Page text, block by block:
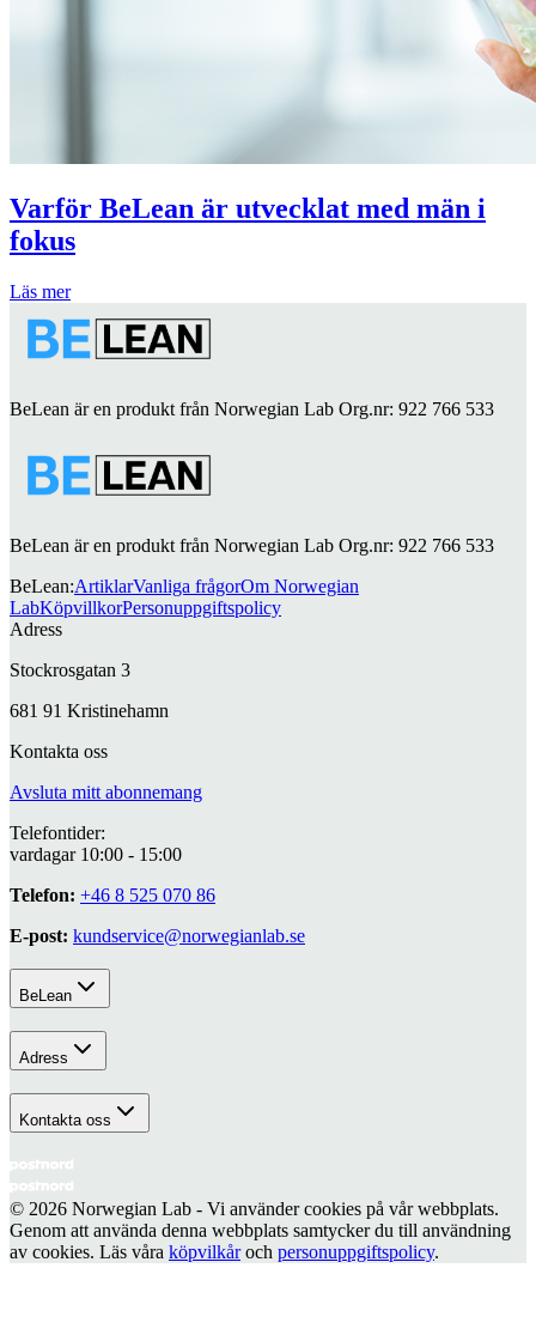
Varför BeLean är utvecklat med män i
fokus
Läs mer
BeLean är en produkt från Norwegian Lab Org.nr: 922 766 533
BeLean är en produkt från Norwegian Lab Org.nr: 922 766 533
BeLean:ArtiklarVanliga frågorOm Norwegian
LabKöpvillkorPersonuppgiftspolicy
Adress
Stockrosgatan 3
681 91 Kristinehamn
Kontakta oss
Avsluta mitt abonnemang
Telefontider:
vardagar 10:00 - 15:00
Telefon: +46 8 525 070 86
E-post: kundservice@norwegianlab.se
BeLean
Adress
Kontakta oss
© 2026 Norwegian Lab - Vi använder cookies på vår webbplats.
Genom att använda denna webbplats samtycker du till användning
av cookies. Läs våra köpvilkåroch personuppgiftspolicy.